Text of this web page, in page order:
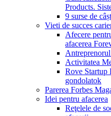
Products.
9 surse de
Vieti de succes
Afecere
afacerea
Activitatea
Rove Startup
gondolatok
Parerea Forbes
Idei pentru afacerea
Reţelele de